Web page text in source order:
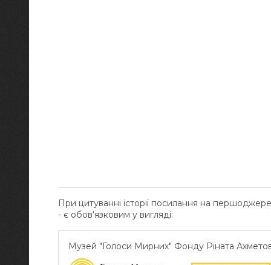
При цитуванні історії посилання на
- є обов‘язковим у вигляді:
Музей "Голоси Мирних" Фонду Ріната